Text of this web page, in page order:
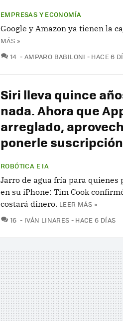
EMPRESAS Y ECONOMÍA
Google y Amazon ya tienen la
MÁS »
14 COMENTARIOS
AMPARO BABILONI HACE 6
Siri lleva quince
nada. Ahora que
arreglado,
ponerle suscripción
ROBÓTICA E IA
Jarro de agua fría para quienes
en su iPhone: Tim Cook
costará dinero. LEER MÁS »
16 COMENTARIOS
IVÁN LINARES HACE 6 DÍAS